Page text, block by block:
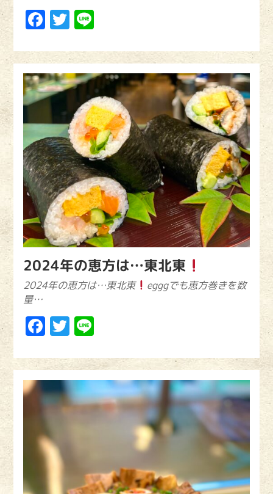
Facebook
Twitter
2024年の恵方は…東北東
2024年の恵方は…東北東
egggでも恵方巻きを数
量…
Facebook
Twitter